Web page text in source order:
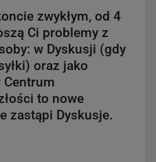
zwykłym, od 4
Ci problemy z
w Dyskusji (gdy
oraz jako
to nowe
zastąpi Dyskusje.